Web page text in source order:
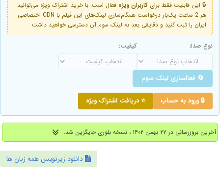
🔒 این قابلیت فقط برای کاربران ویژه فعال است. با خرید اشتراک ویژه می‌توانید
هر 2 ساعت یک‌بار درخواست همگام‌سازی لینک‌های این فیلم با CDN اختصاصی
ایران را ثبت کنید و دقایقی بعد به لینک سوم آن دسترسی خواهید داشت
نوع صدا: کیفیت:
🔄 فعالسازی لینک سوم
🔒 ورود به حساب ⭐ دریافت اشتراک ویژه
آخرین بروزرسانی در ۲۷ بهمن ۱۴۰۲ ، نسخه بلوری جایگزین شد.
دانلود زیرنویس همه زبان ها